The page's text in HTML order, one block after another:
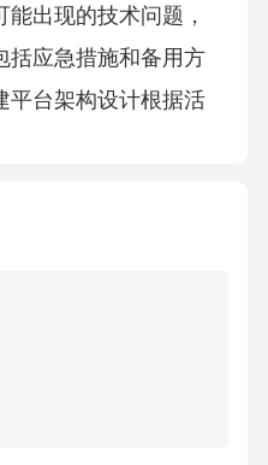
出现的技术问题，
括应急措施和备用方
平台架构设计根据活
全保障措施，保护
数字互动平台的用户